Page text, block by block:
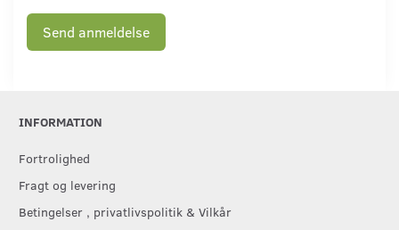
Send anmeldelse
INFORMATION
Fortrolighed
Fragt og levering
Betingelser , privatlivspolitik & Vilkår